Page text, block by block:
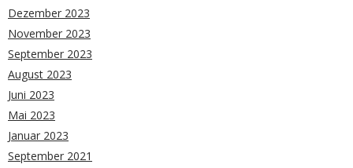
Dezember 2023
November 2023
September 2023
August 2023
Juni 2023
Mai 2023
Januar 2023
September 2021